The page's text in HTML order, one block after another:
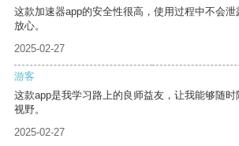
这款加速器app的安全性很高，使用过程中不会
放心。
2025-02-27
游客
这款app是我学习路上的良师益友，让我能够随
视野。
2025-02-27